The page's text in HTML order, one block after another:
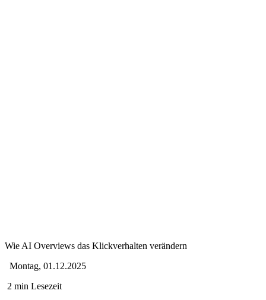
Wie AI Overviews das Klickverhalten verändern
Montag, 01.12.2025
2 min Lesezeit